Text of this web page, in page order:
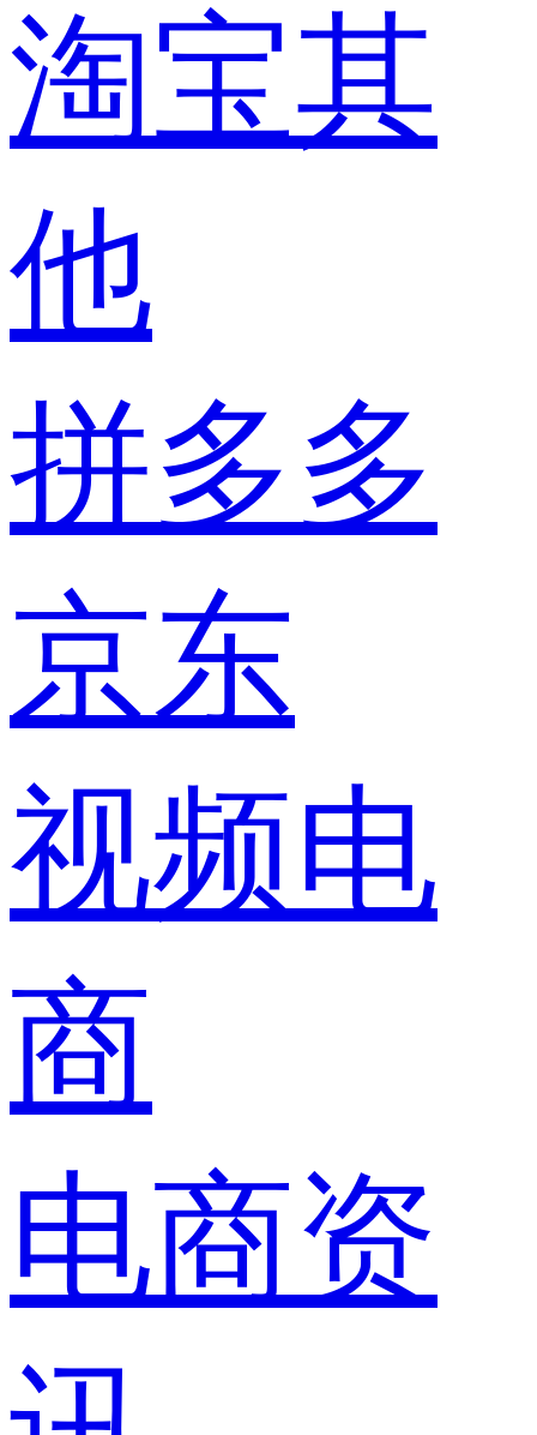
淘宝其
他
拼多多
京东
视频电
商
电商资